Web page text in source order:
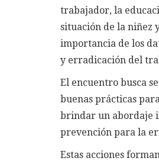
trabajador, la
situación de la niñez
importancia de los
y erradicación del
El encuentro busca
buenas prácticas
brindar un abordaje
prevención para la
Estas acciones